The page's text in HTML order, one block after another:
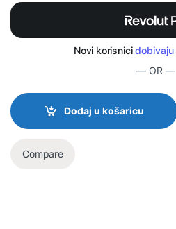
— OR —
Dodaj u košaricu
Compare